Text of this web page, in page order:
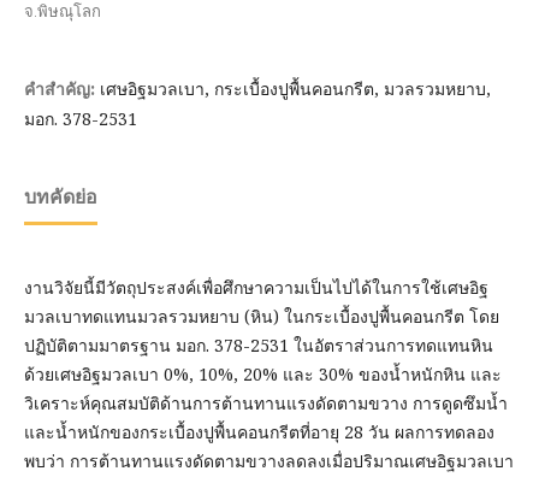
จ.พิษณุโลก
คำสำคัญ: เศษอิฐมวลเบา, กระเบื้องปูพื้นคอนกรีต, มวลรวมหยาบ,
มอก. 378-2531
บทคัดย่อ
งานวิจัยนี้มีวัตถุประสงค์เพื่อศึกษาความเป็นไปได้ในการใช้เศษอิฐ
มวลเบาทดแทนมวลรวมหยาบ (หิน) ในกระเบื้องปูพื้นคอนกรีต โดย
ปฏิบัติตามมาตรฐาน มอก. 378-2531 ในอัตราส่วนการทดแทนหิน
ด้วยเศษอิฐมวลเบา 0%, 10%, 20% และ 30% ของน้ำหนักหิน และ
วิเคราะห์คุณสมบัติด้านการต้านทานแรงดัดตามขวาง การดูดซึมน้ำ
และน้ำหนักของกระเบื้องปูพื้นคอนกรีตที่อายุ 28 วัน ผลการทดลอง
พบว่า การต้านทานแรงดัดตามขวางลดลงเมื่อปริมาณเศษอิฐมวลเบา